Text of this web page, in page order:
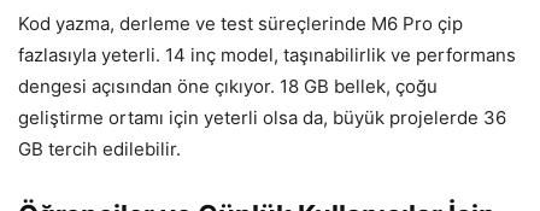
Kod yazma, derleme ve test süreçlerinde M6 Pro çip
fazlasıyla yeterli. 14 inç model, taşınabilirlik ve performans
dengesi açısından öne çıkıyor. 18 GB bellek, çoğu
geliştirme ortamı için yeterli olsa da, büyük projelerde 36
GB tercih edilebilir.